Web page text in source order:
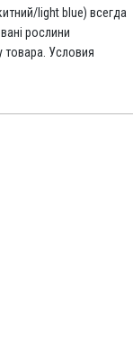
light blue) всегда
рослини
товара. Условия